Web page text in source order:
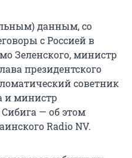
данным, со
с Россией в
Зеленского, министр
президентского
советник
и министр
— об этом
Radio NV.